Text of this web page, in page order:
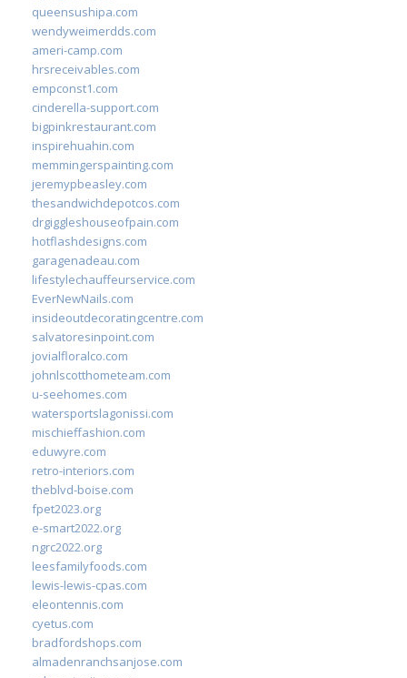
queensushipa.com
wendyweimerdds.com
ameri-camp.com
hrsreceivables.com
empconst1.com
cinderella-support.com
bigpinkrestaurant.com
inspirehuahin.com
memmingerspainting.com
jeremypbeasley.com
thesandwichdepotcos.com
drgiggleshouseofpain.com
hotflashdesigns.com
garagenadeau.com
lifestylechauffeurservice.com
EverNewNails.com
insideoutdecoratingcentre.com
salvatoresinpoint.com
jovialfloralco.com
johnlscotthometeam.com
u-seehomes.com
watersportslagonissi.com
mischieffashion.com
eduwyre.com
retro-interiors.com
theblvd-boise.com
fpet2023.org
e-smart2022.org
ngrc2022.org
leesfamilyfoods.com
lewis-lewis-cpas.com
eleontennis.com
cyetus.com
bradfordshops.com
almadenranchsanjose.com